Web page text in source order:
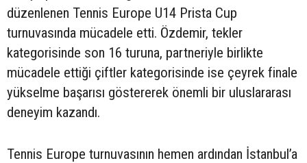
düzenlenen Tennis Europe U14 Prista Cup
turnuvasında mücadele etti. Özdemir, tekler
kategorisinde son 16 turuna, partneriyle birlikte
mücadele ettiği çiftler kategorisinde ise çeyrek finale
yükselme başarısı göstererek önemli bir uluslararası
deneyim kazandı.
Tennis Europe turnuvasının hemen ardından İstanbul’a